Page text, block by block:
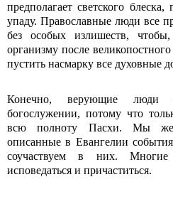
предполагает светского
упаду. Православные люди все
без особых излишеств,
организму после
пустить насмарку все духовные
Конечно, верующие люди
богослужении, потому что
всю полноту Пасхи. Мы же
описанные в Евангелии
соучаствуем в них.
исповедаться и причаститься.